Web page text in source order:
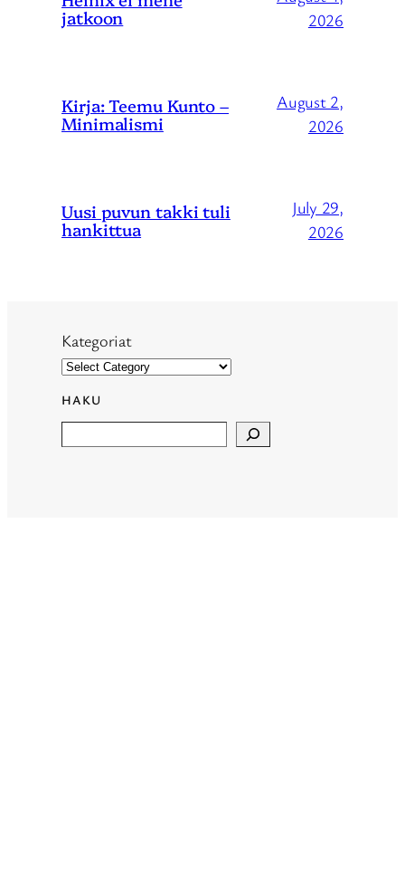
jatkoon
2026
Kirja: Teemu Kunto –
Minimalismi
August 2,
2026
Uusi puvun takki tuli
hankittua
July 29,
2026
Kategoriat
HAKU